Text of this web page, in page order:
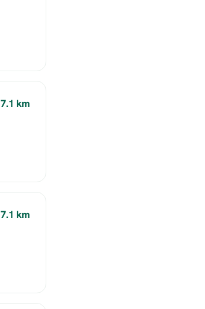
7.1 km
7.1 km